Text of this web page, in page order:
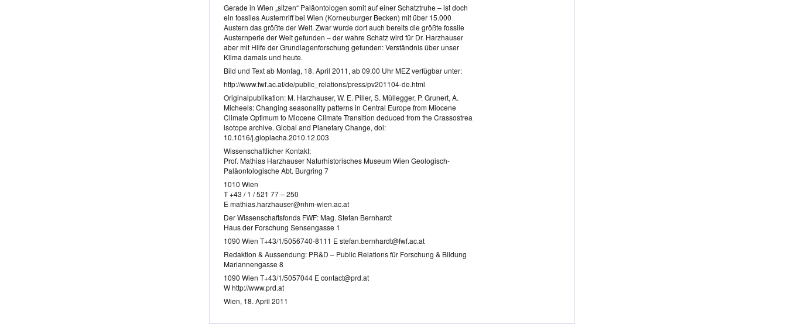
Gerade in Wien „sitzen“ Paläontologen somit auf einer Schatztruhe – ist doch
ein fossiles Austernriff bei Wien (Korneuburger Becken) mit über 15.000
Austern das größte der Welt. Zwar wurde dort auch bereits die größte fossile
Austernperle der Welt gefunden – der wahre Schatz wird für Dr. Harzhauser
aber mit Hilfe der Grundlagenforschung gefunden: Verständnis über unser
Klima damals und heute.
Bild und Text ab Montag, 18. April 2011, ab 09.00 Uhr MEZ verfügbar unter:
http://www.fwf.ac.at/de/public_relations/press/pv201104-de.html
Originalpublikation: M. Harzhauser, W. E. Piller, S. Müllegger, P. Grunert, A.
Micheels: Changing seasonality patterns in Central Europe from Miocene
Climate Optimum to Miocene Climate Transition deduced from the Crassostrea
isotope archive. Global and Planetary Change, doi:
10.1016/j.gloplacha.2010.12.003
Wissenschaftlicher Kontakt:
Prof. Mathias Harzhauser Naturhistorisches Museum Wien Geologisch-
Paläontologische Abt. Burgring 7
1010 Wien
T +43 / 1 / 521 77 – 250
E mathias.harzhauser@nhm-wien.ac.at
Der Wissenschaftsfonds FWF: Mag. Stefan Bernhardt
Haus der Forschung Sensengasse 1
1090 Wien T+43/1/5056740-8111 E stefan.bernhardt@fwf.ac.at
Redaktion & Aussendung: PR&D – Public Relations für Forschung & Bildung
Mariannengasse 8
1090 Wien T+43/1/5057044 E contact@prd.at
W http://www.prd.at
Wien, 18. April 2011